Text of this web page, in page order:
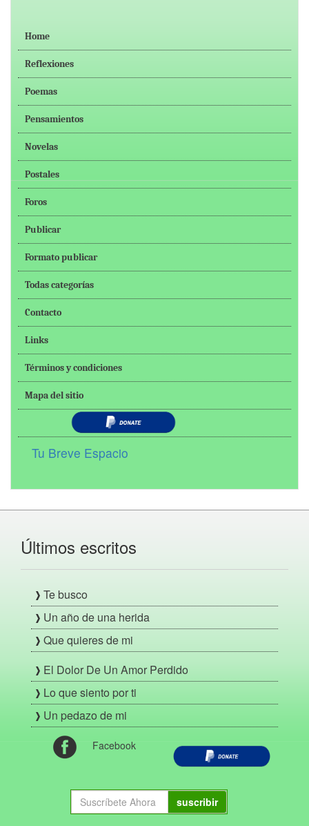
Home
Reflexiones
Poemas
Pensamientos
Novelas
Postales
Foros
Publicar
Formato publicar
Todas categorías
Contacto
Links
Términos y condiciones
Mapa del sitio
Tu Breve Espacio
Últimos escritos
Te busco
Un año de una herida
Que quieres de mi
El Dolor De Un Amor Perdido
Lo que siento por ti
Un pedazo de mi
Facebook
suscribir